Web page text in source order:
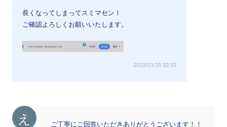
長くなってしまってスミマセン！
ご確認よろしくお願いいたします。
2023/03/25 22:33
え ご丁寧にご回答いただきありがとうございます！！